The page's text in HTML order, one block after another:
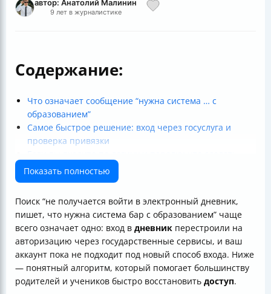
автор: Анатолий Малинин
9 лет в журналистике
Содержание:
Что означает сообщение “нужна система … с
образованием”
Самое быстрое решение: вход через госуслуга и
проверка привязки
чтобы стало работать
“Удалить связь с учетной записью…” — это
Проверьте, прикреплен ли ребёнок (частая причина
“нет доступа”)
Если ошибка связана с паролем: что делать
Детская учетная запись и “обучаться” через госуслуга
(если вопрос касается ребенка)
Как зарегистрироваться, если у вас нет доступа к
госуслуга
Показать полностью
Поиск “не получается войти в электронный дневник,
пишет, что нужна система бар с образованием” чаще
всего означает одно: вход в дневник перестроили на
авторизацию через государственные сервисы, и ваш
аккаунт пока не подходит под новый способ входа. Ниже
— понятный алгоритм, который помогает большинству
родителей и учеников быстро восстановить доступ.